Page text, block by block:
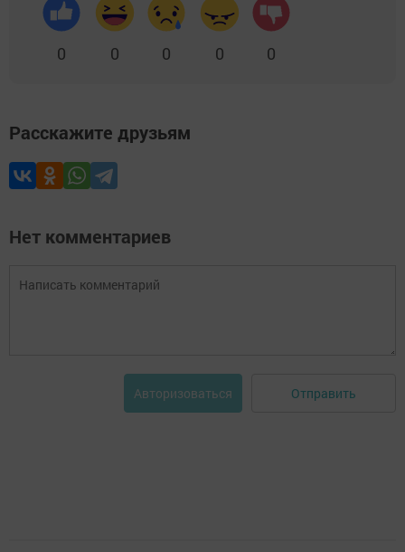
0 0 0 0 0
Расскажите друзьям
Нет комментариев
Авторизоваться Отправить